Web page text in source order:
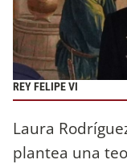
REY FELIPE VI
Laura
plantea una